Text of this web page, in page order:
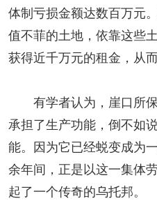
体制亏损金额达数百万元
值不菲的土地，依靠这些
获得近千万元的租金，从
有学者认为，崖口所保
承担了生产功能，倒不如
能。因为它已经蜕变成为
余年间，正是以这一集体
起了一个传奇的乌托邦。